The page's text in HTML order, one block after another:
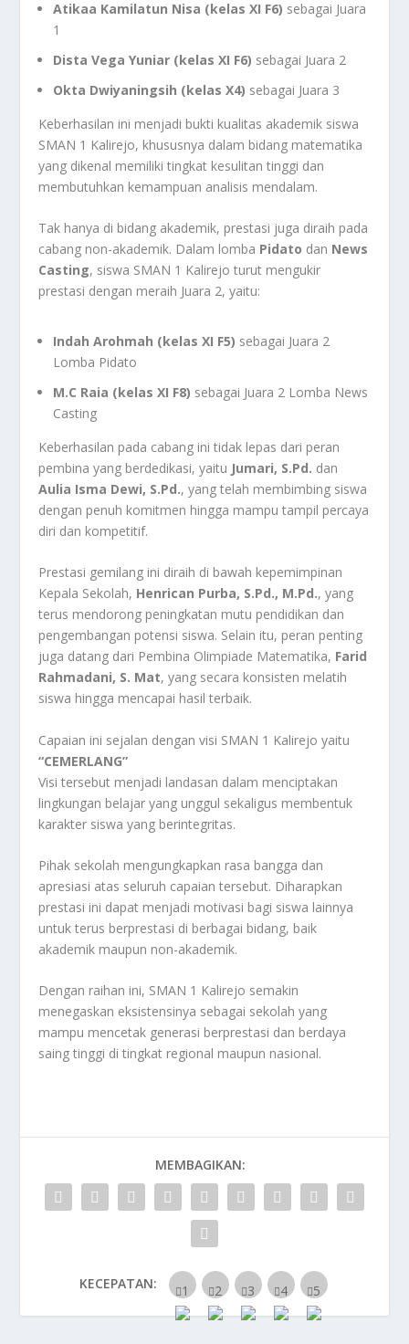
Atikaa Kamilatun Nisa (kelas XI F6) sebagai Juara
1
Dista Vega Yuniar (kelas XI F6) sebagai Juara 2
Okta Dwiyaningsih (kelas X4) sebagai Juara 3
Keberhasilan ini menjadi bukti kualitas akademik siswa
SMAN 1 Kalirejo, khususnya dalam bidang matematika
yang dikenal memiliki tingkat kesulitan tinggi dan
membutuhkan kemampuan analisis mendalam.
Tak hanya di bidang akademik, prestasi juga diraih pada
cabang non-akademik. Dalam lomba Pidato dan News
Casting, siswa SMAN 1 Kalirejo turut mengukir
prestasi dengan meraih Juara 2, yaitu:
Indah Arohmah (kelas XI F5) sebagai Juara 2
Lomba Pidato
M.C Raia (kelas XI F8) sebagai Juara 2 Lomba News
Casting
Keberhasilan pada cabang ini tidak lepas dari peran
pembina yang berdedikasi, yaitu Jumari, S.Pd. dan
Aulia Isma Dewi, S.Pd., yang telah membimbing siswa
dengan penuh komitmen hingga mampu tampil percaya
diri dan kompetitif.
Prestasi gemilang ini diraih di bawah kepemimpinan
Kepala Sekolah, Henrican Purba, S.Pd., M.Pd., yang
terus mendorong peningkatan mutu pendidikan dan
pengembangan potensi siswa. Selain itu, peran penting
juga datang dari Pembina Olimpiade Matematika, Farid
Rahmadani, S. Mat, yang secara konsisten melatih
siswa hingga mencapai hasil terbaik.
Capaian ini sejalan dengan visi SMAN 1 Kalirejo yaitu
“CEMERLANG”
Visi tersebut menjadi landasan dalam menciptakan
lingkungan belajar yang unggul sekaligus membentuk
karakter siswa yang berintegritas.
Pihak sekolah mengungkapkan rasa bangga dan
apresiasi atas seluruh capaian tersebut. Diharapkan
prestasi ini dapat menjadi motivasi bagi siswa lainnya
untuk terus berprestasi di berbagai bidang, baik
akademik maupun non-akademik.
Dengan raihan ini, SMAN 1 Kalirejo semakin
menegaskan eksistensinya sebagai sekolah yang
mampu mencetak generasi berprestasi dan berdaya
saing tinggi di tingkat regional maupun nasional.
MEMBAGIKAN:
KECEPATAN: